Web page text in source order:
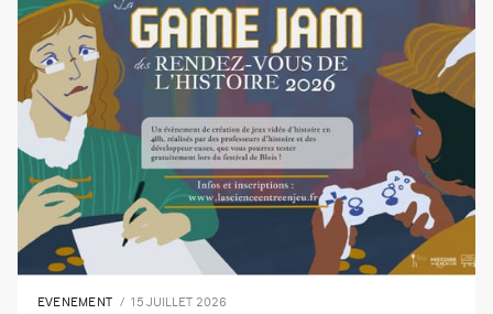
EVENEMENT 15 JUILLET 2026